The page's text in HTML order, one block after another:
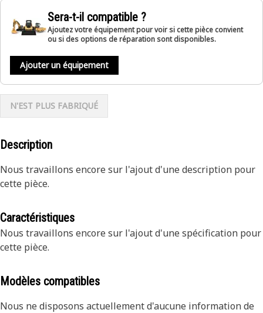
Sera-t-il compatible ?
Ajoutez votre équipement pour voir si cette pièce convient
ou si des options de réparation sont disponibles.
Ajouter un équipement
N'EST PLUS FABRIQUÉ
Description
Nous travaillons encore sur l'ajout d'une description pour
cette pièce.
Caractéristiques
Nous travaillons encore sur l'ajout d'une spécification pour
cette pièce.
Modèles compatibles
Nous ne disposons actuellement d'aucune information de